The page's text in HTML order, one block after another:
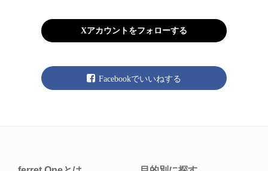
Xアカウントをフォローする
Facebookでいいねする